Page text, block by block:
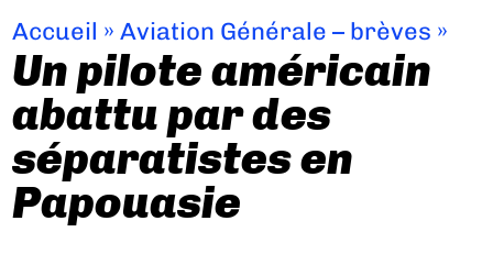
Accueil »Aviation Générale – brèves »
Un pilote américain
abattu par des
séparatistes en
Papouasie